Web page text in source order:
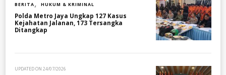
BERITA HUKUM & KRIMINAL
Polda Metro Jaya Ungkap 127 Kasus
Kejahatan Jalanan, 173 Tersangka
Ditangkap
UPDATED ON 24/07/2026